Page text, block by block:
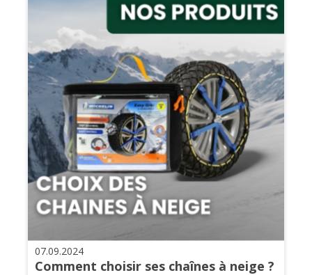
07.09.2024
Comment choisir ses chaînes à neige ?